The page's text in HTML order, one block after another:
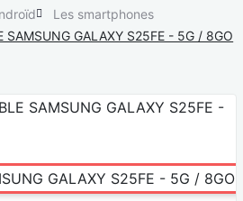
Les smartphones
SAMSUNG GALAXY S25FE - 5G / 8GO